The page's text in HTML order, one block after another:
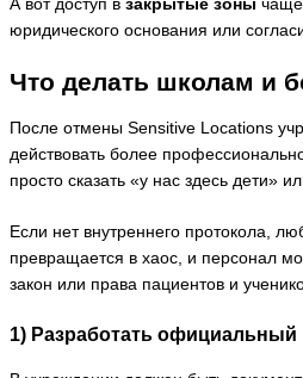
А вот доступ в закрытые зоны чаще
юридического основания или
Что делать школам и
После отмены Sensitive Locations
действовать более
просто сказать «у нас здесь дети»
Если нет внутреннего протокола,
превращается в хаос, и персонал
закон или права пациентов и
1) Разработать официальный